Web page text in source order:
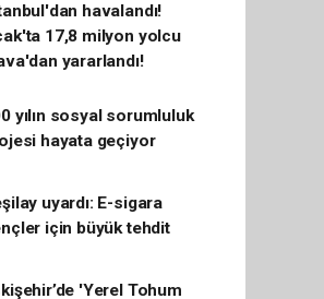
havalandı!
17,8 milyon yolcu
yararlandı!
yılın sosyal sorumluluk
hayata geçiyor
uyardı: E-sigara
için büyük tehdit
'Yerel Tohum